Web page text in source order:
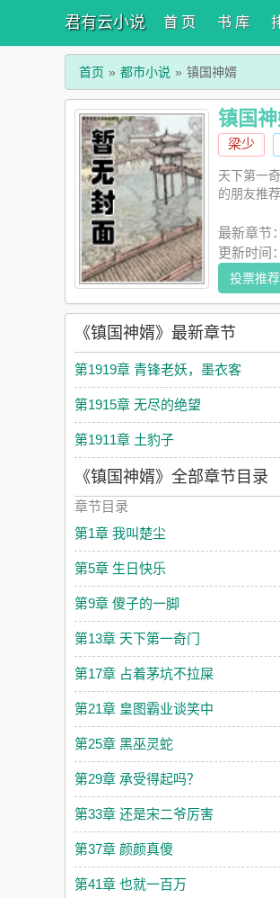
君有云小说 首 页 书 库
首页 都市小说 镇国神婿
镇国
梁少
天下第一
的朋友推荐
最新章节：
更新时间
投票推荐
《镇国神婿》最新章节
第1919章 青锋老妖，墨衣客
第1915章 无尽的绝望
第1911章 土豹子
《镇国神婿》全部章节目录
章节目录
第1章 我叫楚尘
第5章 生日快乐
第9章 傻子的一脚
第13章 天下第一奇门
第17章 占着茅坑不拉屎
第21章 皇图霸业谈笑中
第25章 黑巫灵蛇
第29章 承受得起吗？
第33章 还是宋二爷厉害
第37章 颜颜真傻
第41章 也就一百万